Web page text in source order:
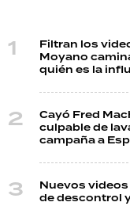
Filtran los
Moyano
quién es la
Cayó Fred
culpable de
campaña a
Nuevos
de descontrol